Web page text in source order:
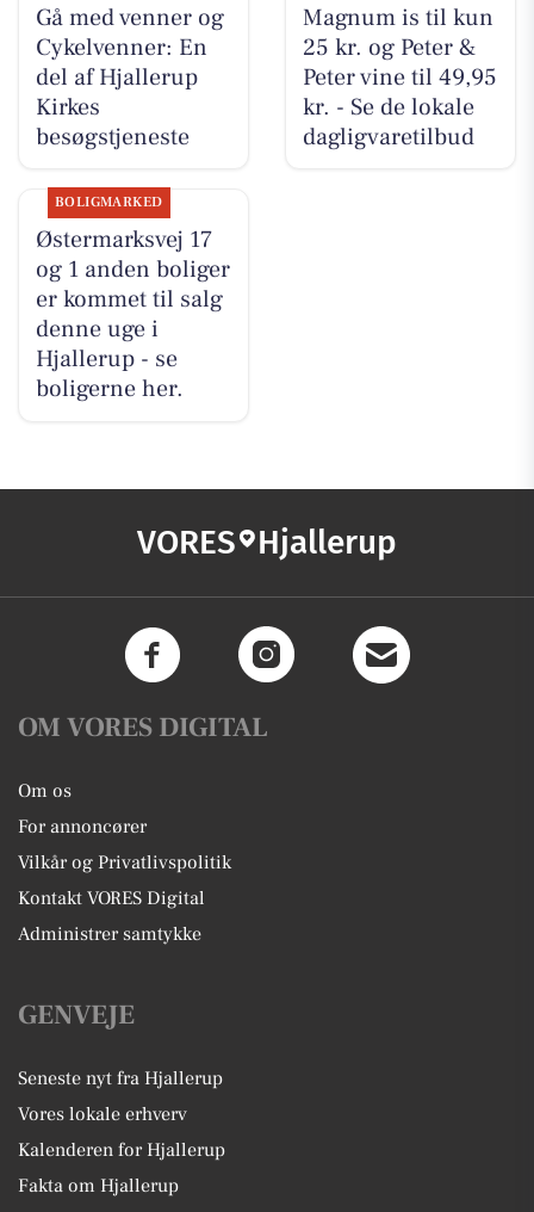
Gå med venner og
Cykelvenner: En
del af Hjallerup
Kirkes
besøgstjeneste
Magnum is til kun
25 kr. og Peter &
Peter vine til 49,95
kr. - Se de lokale
dagligvaretilbud
BOLIGMARKED
Østermarksvej 17
og 1 anden boliger
er kommet til salg
denne uge i
Hjallerup - se
boligerne her.
VORES Hjallerup
OM VORES DIGITAL
Om os
For annoncører
Vilkår og Privatlivspolitik
Kontakt VORES Digital
Administrer samtykke
GENVEJE
Seneste nyt fra Hjallerup
Vores lokale erhverv
Kalenderen for Hjallerup
Fakta om Hjallerup